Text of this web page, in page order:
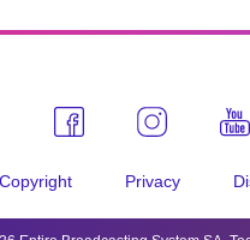
Copyright Privacy